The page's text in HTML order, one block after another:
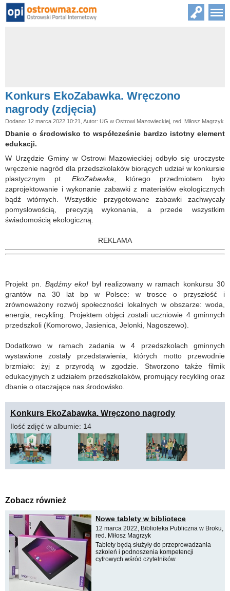
Konkurs EkoZabawka. Wręczono
nagrody (zdjęcia)
Dodano: 12 marca 2022 10:21, Autor: UG w Ostrowi Mazowieckiej, red. Miłosz Magrzyk
Dbanie o środowisko to współcześnie bardzo istotny element
edukacji.
W Urzędzie Gminy w Ostrowi Mazowieckiej odbyło się uroczyste
wręczenie nagród dla przedszkolaków biorących udział w konkursie
plastycznym pt.EkoZabawka , którego przedmiotem było
zaprojektowanie i wykonanie zabawki z materiałów ekologicznych
bądź wtórnych. Wszystkie przygotowane zabawki zachwycały
pomysłowością, precyzją wykonania, a przede wszystkim
świadomością ekologiczną.
REKLAMA
Projekt pn. Bądźmy eko! był realizowany w ramach konkursu 30
grantów na 30 lat bp w Polsce: w trosce o przyszłość i
zrównoważony rozwój społeczności lokalnych w obszarze: woda,
energia, recykling. Projektem objęci zostali uczniowie 4 gminnych
przedszkoli (Komorowo, Jasienica, Jelonki, Nagoszewo).
Dodatkowo w ramach zadania w 4 przedszkolach gminnych
wystawione zostały przedstawienia, których motto przewodnie
brzmiało: żyj z przyrodą w zgodzie. Stworzono także filmik
edukacyjnych z udziałem przedszkolaków, promujący recykling oraz
dbanie o otaczające nas środowisko.
Konkurs EkoZabawka. Wręczono nagrody
Ilość zdjęć w albumie: 14
Zobacz również
Nowe tablety w bibliotece
12 marca 2022, Biblioteka Publiczna w Broku,
red. Miłosz Magrzyk
Tablety będą służyły do przeprowadzania
szkoleń i podnoszenia kompetencji
cyfrowych wśród czytelników.